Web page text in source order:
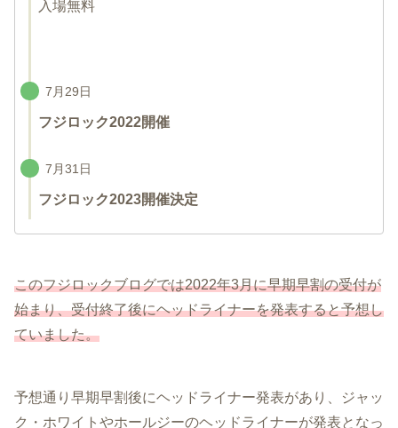
入場無料
7月29日
フジロック2022開催
7月31日
フジロック2023開催決定
このフジロックブログでは2022年3月に早期早割の受付が
始まり、受付終了後にヘッドライナーを発表すると予想し
ていました。
予想通り早期早割後にヘッドライナー発表があり、ジャッ
ク・ホワイトやホールジーのヘッドライナーが発表となっ